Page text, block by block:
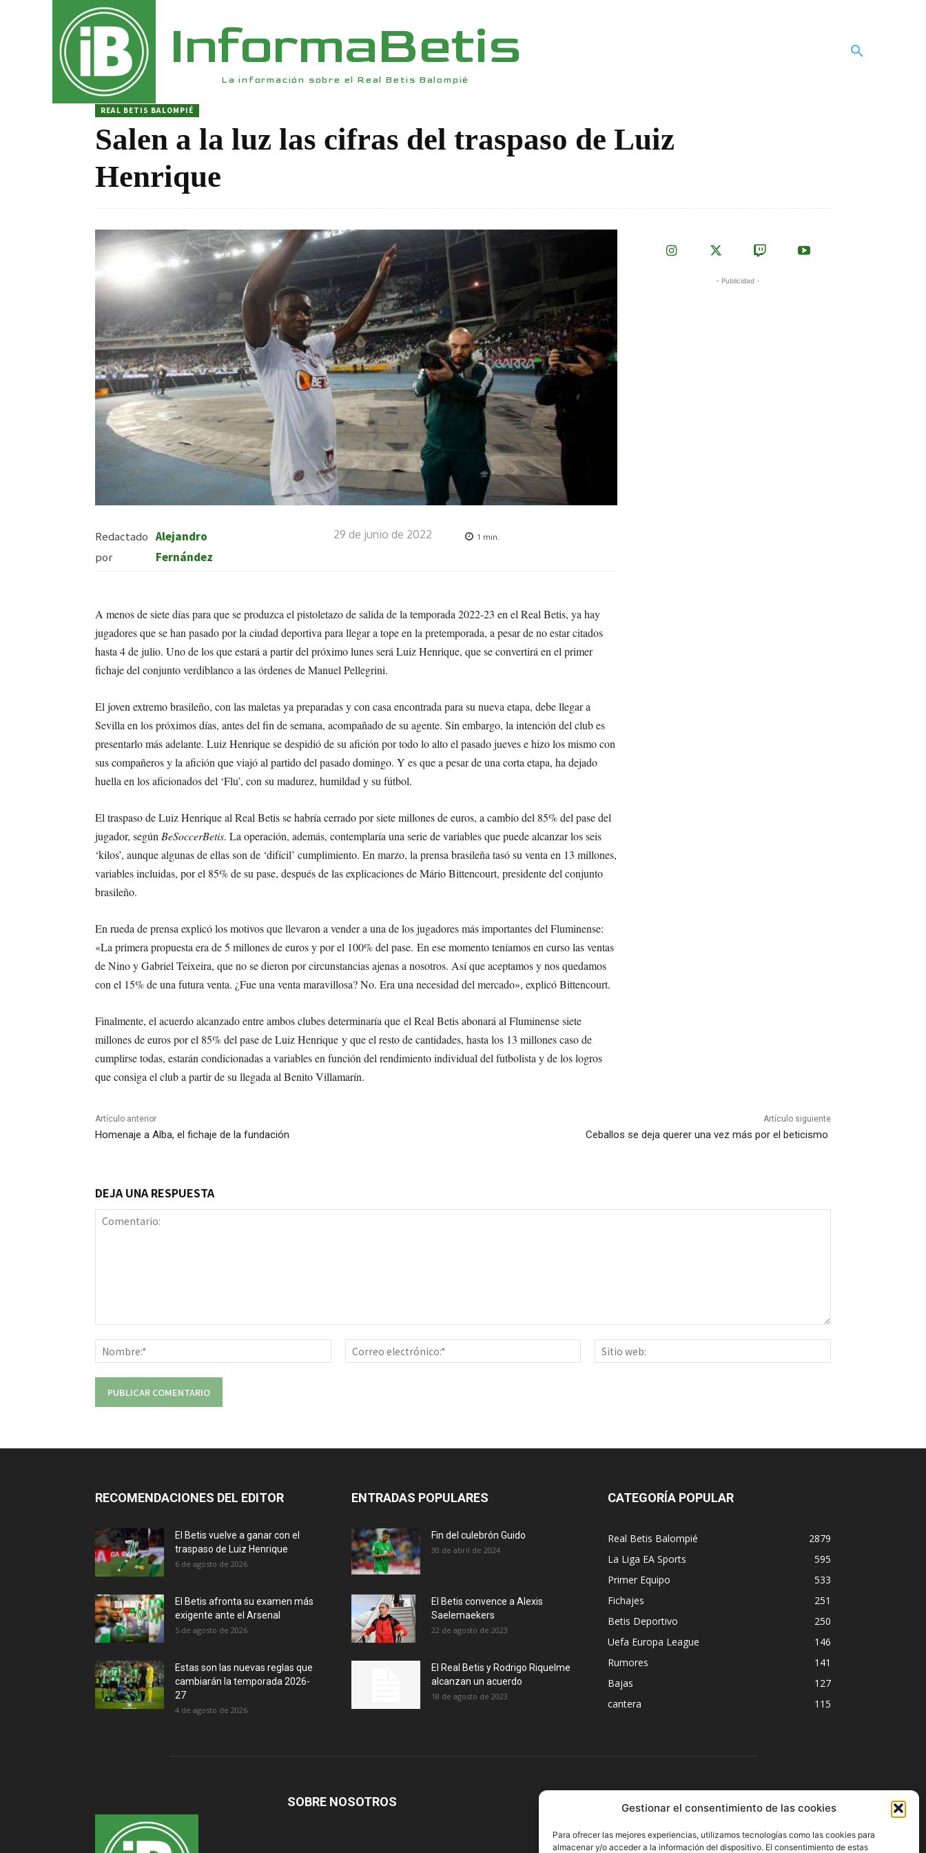
Gestionar el consentimiento de las cookies
Para ofrecer las mejores experiencias, utilizamos tecnologías como las cookies para
almacenar y/o acceder a la información del dispositivo. El consentimiento de estas
InformaBetis
La información sobre el Real Betis Balompié
REAL BETIS BALOMPIÉ
Salen a la luz las cifras del traspaso de Luiz
Henrique
Redactado
por
Alejandro
Fernández
29 de junio de 2022 1 min.
A menos de siete días para que se produzca el pistoletazo de salida de la temporada 2022-23 en el Real Betis, ya hay
jugadores que se han pasado por la ciudad deportiva para llegar a tope en la pretemporada, a pesar de no estar citados
hasta 4 de julio. Uno de los que estará a partir del próximo lunes será Luiz Henrique, que se convertirá en el primer
fichaje del conjunto verdiblanco a las órdenes de Manuel Pellegrini.
El joven extremo brasileño, con las maletas ya preparadas y con casa encontrada para su nueva etapa, debe llegar a
Sevilla en los próximos días, antes del fin de semana, acompañado de su agente. Sin embargo, la intención del club es
presentarlo más adelante. Luiz Henrique se despidió de su afición por todo lo alto el pasado jueves e hizo los mismo con
sus compañeros y la afición que viajó al partido del pasado domingo. Y es que a pesar de una corta etapa, ha dejado
huella en los aficionados del ‘Flu’, con su madurez, humildad y su fútbol.
El traspaso de Luiz Henrique al Real Betis se habría cerrado por siete millones de euros, a cambio del 85% del pase del
jugador, segúnBeSoccerBetis. La operación, además, contemplaría una serie de variables que puede alcanzar los seis
‘kilos’, aunque algunas de ellas son de ‘difícil’ cumplimiento. En marzo, la prensa brasileña tasó su venta en 13 millones,
variables incluidas, por el 85% de su pase, después de las explicaciones de Mário Bittencourt, presidente del conjunto
brasileño.
En rueda de prensa explicó los motivos que llevaron a vender a una de los jugadores más importantes del Fluminense:
«La primera propuesta era de 5 millones de euros y por el 100% del pase. En ese momento teníamos en curso las ventas
de Nino y Gabriel Teixeira, que no se dieron por circunstancias ajenas a nosotros. Así que aceptamos y nos quedamos
con el 15% de una futura venta. ¿Fue una venta maravillosa? No. Era una necesidad del mercado», explicó Bittencourt.
Finalmente, el acuerdo alcanzado entre ambos clubes determinaría que el Real Betis abonará al Fluminense siete
millones de euros por el 85% del pase de Luiz Henrique y que el resto de cantidades, hasta los 13 millones caso de
cumplirse todas, estarán condicionadas a variables en función del rendimiento individual del futbolista y de los logros
que consiga el club a partir de su llegada al Benito Villamarín.
- Publicidad -
Artículo anterior
Homenaje a Alba, el fichaje de la fundación
Artículo siguiente
Ceballos se deja querer una vez más por el beticismo
DEJA UNA RESPUESTA
Nombre:*
Correo
electrónico:*
web:
RECOMENDACIONES DEL EDITOR
El Betis vuelve a ganar con el
traspaso de Luiz Henrique
6 de agosto de 2026
El Betis afronta su examen más
exigente ante el Arsenal
5 de agosto de 2026
Estas son las nuevas reglas que
cambiarán la temporada 2026-
27
4 de agosto de 2026
ENTRADAS POPULARES
Fin del culebrón Guido
30 de abril de 2024
El Betis convence a Alexis
Saelemaekers
22 de agosto de 2023
El Real Betis y Rodrigo Riquelme
alcanzan un acuerdo
18 de agosto de 2023
CATEGORÍA POPULAR
Real Betis Balompié
2879
La Liga EA Sports
595
Primer Equipo
533
Fichajes
251
Betis Deportivo
250
Uefa Europa League
146
Rumores
141
Bajas
127
cantera
115
SOBRE NOSOTROS SÍGUENOS